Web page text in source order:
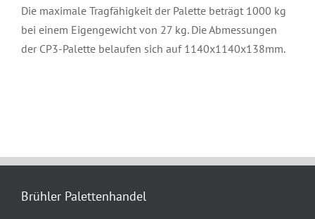
Die maximale Tragfähigkeit der Palette beträgt 1000 kg
bei einem Eigengewicht von 27 kg. Die Abmessungen
der CP3-Palette belaufen sich auf 1140x1140x138mm.
Brühler Palettenhandel